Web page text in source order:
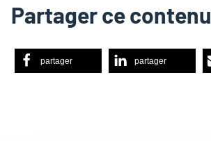
Partager ce contenu
partager partager